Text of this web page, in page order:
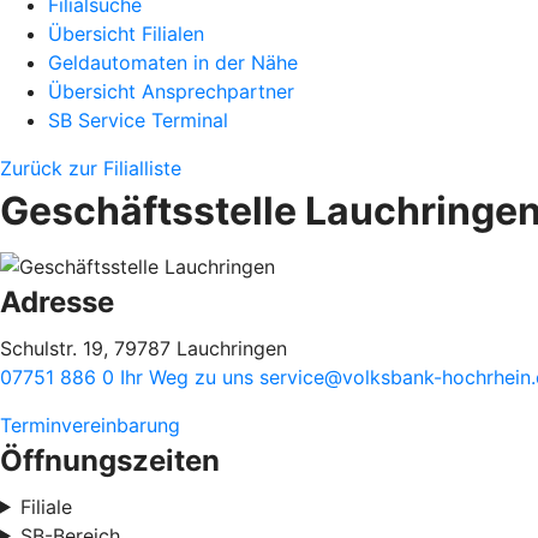
Filialsuche
Übersicht Filialen
Geldautomaten in der Nähe
Übersicht Ansprechpartner
SB Service Terminal
Zurück zur Filialliste
Geschäftsstelle
Adresse
Schulstr. 19, 79787 Lauchringen
07751 886 0 Ihr Weg zu uns service@volksbank-
Terminvereinbarung
Öffnungszeiten
Filiale